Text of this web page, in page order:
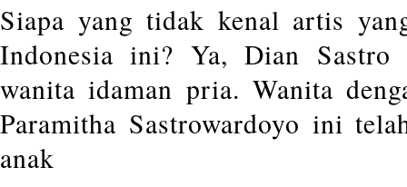
Siapa yang tidak kenal artis
Indonesia ini? Ya, Dian Sastro
wanita idaman pria. Wanita
Paramitha Sastrowardoyo ini
anak